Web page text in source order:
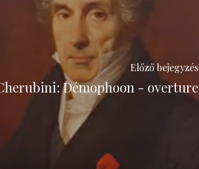
Előző bejegyzés
Démophoon - overture